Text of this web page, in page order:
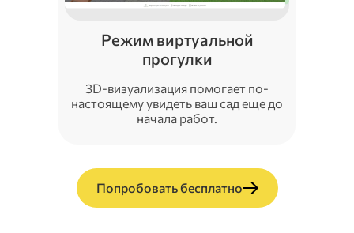
Режим виртуальной
прогулки
3D-визуализация помогает по-
настоящему увидеть ваш сад еще до
начала работ.
Попробовать бесплатно